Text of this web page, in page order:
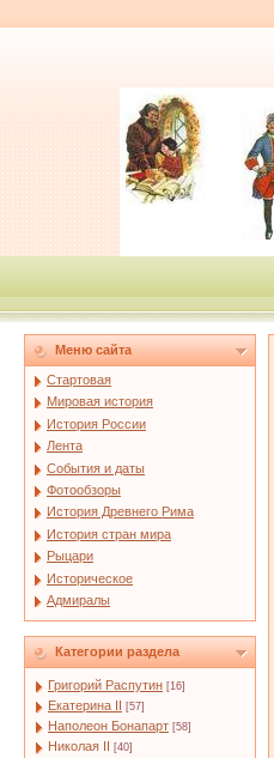
Меню сайта
Стартовая
Мировая история
История России
Лента
События и даты
Фотообзоры
История Древнего Рима
История стран мира
Рыцари
Историческое
Адмиралы
Категории раздела
Григорий Распутин [16]
Екатерина II [57]
Наполеон Бонапарт [58]
Николая II [40]